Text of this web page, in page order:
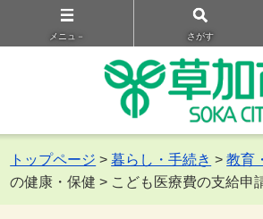
メニュ－ さがす
トップページ >暮らし・手続き >教育
の健康・保健 > こども医療費の支給申